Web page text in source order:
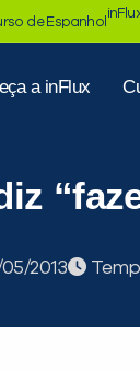
de Espanhol
a inFlux
05/2013